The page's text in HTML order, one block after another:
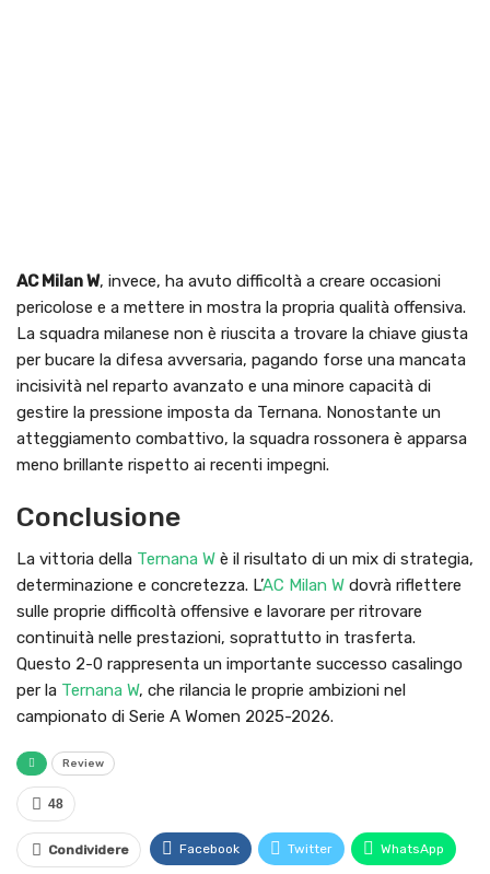
AC Milan W, invece, ha avuto difficoltà a creare occasioni
pericolose e a mettere in mostra la propria qualità offensiva.
La squadra milanese non è riuscita a trovare la chiave giusta
per bucare la difesa avversaria, pagando forse una mancata
incisività nel reparto avanzato e una minore capacità di
gestire la pressione imposta da Ternana. Nonostante un
atteggiamento combattivo, la squadra rossonera è apparsa
meno brillante rispetto ai recenti impegni.
Conclusione
La vittoria della Ternana W è il risultato di un mix di strategia,
determinazione e concretezza. L’AC Milan W dovrà riflettere
sulle proprie difficoltà offensive e lavorare per ritrovare
continuità nelle prestazioni, soprattutto in trasferta.
Questo 2-0 rappresenta un importante successo casalingo
per la Ternana W, che rilancia le proprie ambizioni nel
campionato di Serie A Women 2025-2026.
Review
48
Condividere Facebook Twitter WhatsApp